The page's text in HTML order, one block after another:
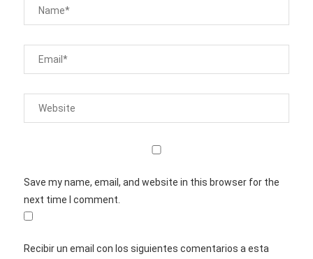
Save my name, email, and website in this browser for the
next time I comment.
Recibir un email con los siguientes comentarios a esta